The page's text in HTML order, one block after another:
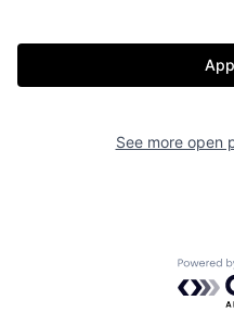
See more open